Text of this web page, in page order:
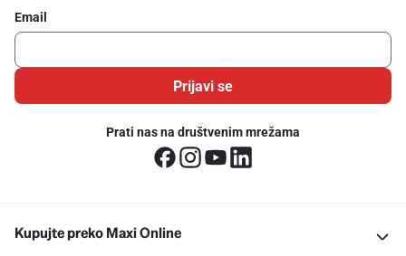
Email
Prijavi se
Prati nas na društvenim mrežama
Kupujte preko Maxi Online